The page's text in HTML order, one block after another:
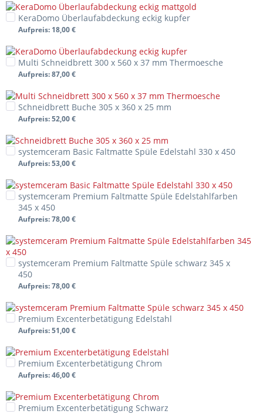
KeraDomo Überlaufabdeckung eckig kupfer
Aufpreis: 18,00 €
Multi Schneidbrett 300 x 560 x 37 mm Thermoesche
Aufpreis: 87,00 €
Schneidbrett Buche 305 x 360 x 25 mm
Aufpreis: 52,00 €
systemceram Basic Faltmatte Spüle Edelstahl 330 x 450
Aufpreis: 53,00 €
systemceram Premium Faltmatte Spüle Edelstahlfarben
345 x 450
Aufpreis: 78,00 €
systemceram Premium Faltmatte Spüle schwarz 345 x
450
Aufpreis: 78,00 €
Premium Excenterbetätigung Edelstahl
Aufpreis: 51,00 €
Premium Excenterbetätigung Chrom
Aufpreis: 46,00 €
Premium Excenterbetätigung Schwarz